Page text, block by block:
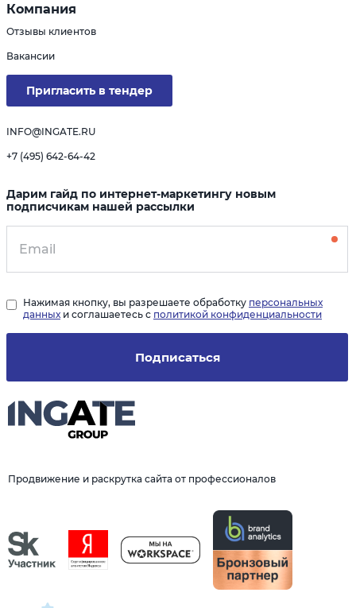
Продвижение и раскрутка сайта от профессионалов
Компания
Отзывы клиентов
Вакансии
Пригласить в тендер
INFO@INGATE.RU
+7 (495) 642-64-42
Дарим гайд по интернет-маркетингу новым
подписчикам нашей рассылки
Подписаться
Нажимая кнопку, вы разрешаете обработку персональных
данных и соглашаетесь с политикой конфиденциальности